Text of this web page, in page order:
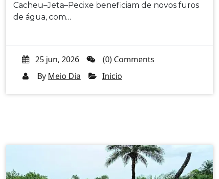
Cacheu–Jeta–Pecixe beneficiam de novos furos
de água, com…
25 jun, 2026
(0) Comments
By Meio Dia Inicio